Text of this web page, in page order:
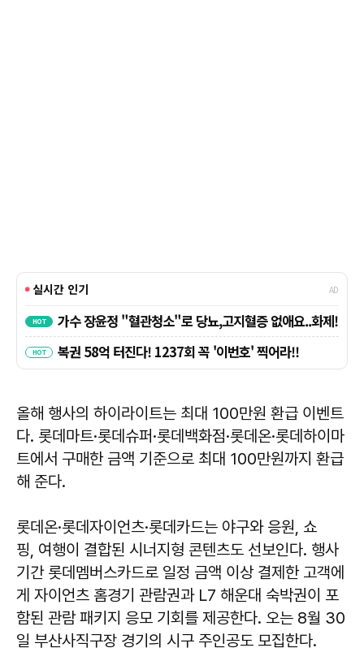
올해 행사의 하이라이트는 최대 100만원 환급 이벤트
다. 롯데마트·롯데슈퍼·롯데백화점·롯데온·롯데하이마
트에서 구매한 금액 기준으로 최대 100만원까지 환급
해 준다.
롯데온·롯데자이언츠·롯데카드는 야구와 응원, 쇼
핑, 여행이 결합된 시너지형 콘텐츠도 선보인다. 행사
기간 롯데멤버스카드로 일정 금액 이상 결제한 고객에
게 자이언츠 홈경기 관람권과 L7 해운대 숙박권이 포
함된 관람 패키지 응모 기회를 제공한다. 오는 8월 30
일 부산사직구장 경기의 시구 주인공도 모집한다.